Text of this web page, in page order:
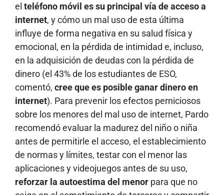
el teléfono móvil es su principal vía de acceso a
internet, y cómo un mal uso de esta última
influye de forma negativa en su salud física y
emocional, en la pérdida de intimidad e, incluso,
en la adquisición de deudas con la pérdida de
dinero (el 43% de los estudiantes de ESO,
comentó, cree que es posible ganar dinero en
internet). Para prevenir los efectos perniciosos
sobre los menores del mal uso de internet, Pardo
recomendó evaluar la madurez del niño o niña
antes de permitirle el acceso, el establecimiento
de normas y límites, testar con el menor las
aplicaciones y videojuegos antes de su uso,
reforzar la autoestima del menor para que no